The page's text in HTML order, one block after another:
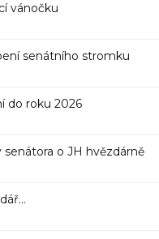
vánočku
senátního stromku
do roku 2026
senátora o JH hvězdárně